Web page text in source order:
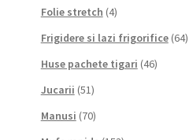
Folie stretch (4)
Frigidere si lazi frigorifice (64)
Huse pachete tigari (46)
Jucarii (51)
Manusi (70)